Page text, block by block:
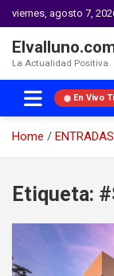
viernes, agosto 7,
La Actualidad Positiva.
En Vivo
Home ENTRADAS
content
Etiqueta: